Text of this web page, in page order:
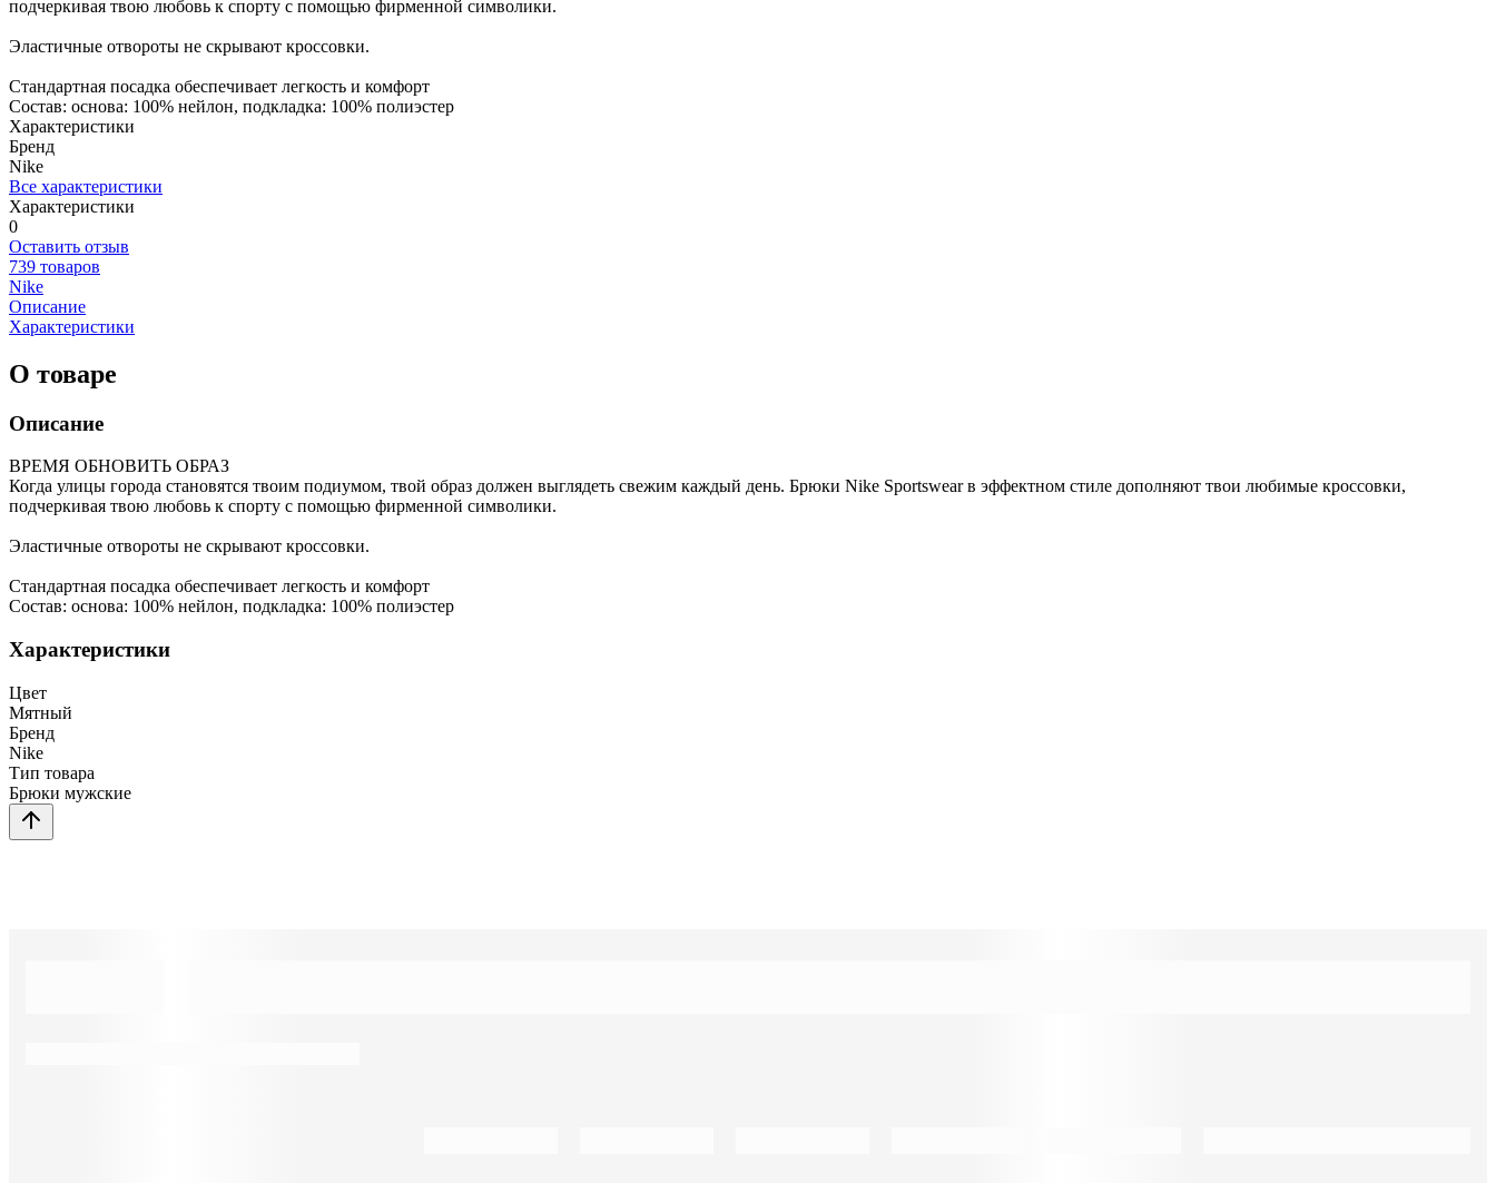
подчеркивая твою любовь к спорту с помощью фирменной символики.
Эластичные отвороты не скрывают кроссовки.
Стандартная посадка обеспечивает легкость и комфорт
Состав: основа: 100% нейлон, подкладка: 100% полиэстер
Характеристики
Бренд
Nike
Все характеристики
Характеристики
0
Оставить отзыв
739 товаров
Nike
Описание
Характеристики
О товаре
Описание
ВРЕМЯ ОБНОВИТЬ ОБРАЗ
Когда улицы города становятся твоим подиумом, твой образ должен выглядеть свежим каждый день. Брюки Nike Sportswear в эффектном стиле дополняют твои любимые кроссовки,
подчеркивая твою любовь к спорту с помощью фирменной символики.
Эластичные отвороты не скрывают кроссовки.
Стандартная посадка обеспечивает легкость и комфорт
Состав: основа: 100% нейлон, подкладка: 100% полиэстер
Характеристики
Цвет
Мятный
Бренд
Nike
Тип товара
Брюки мужские